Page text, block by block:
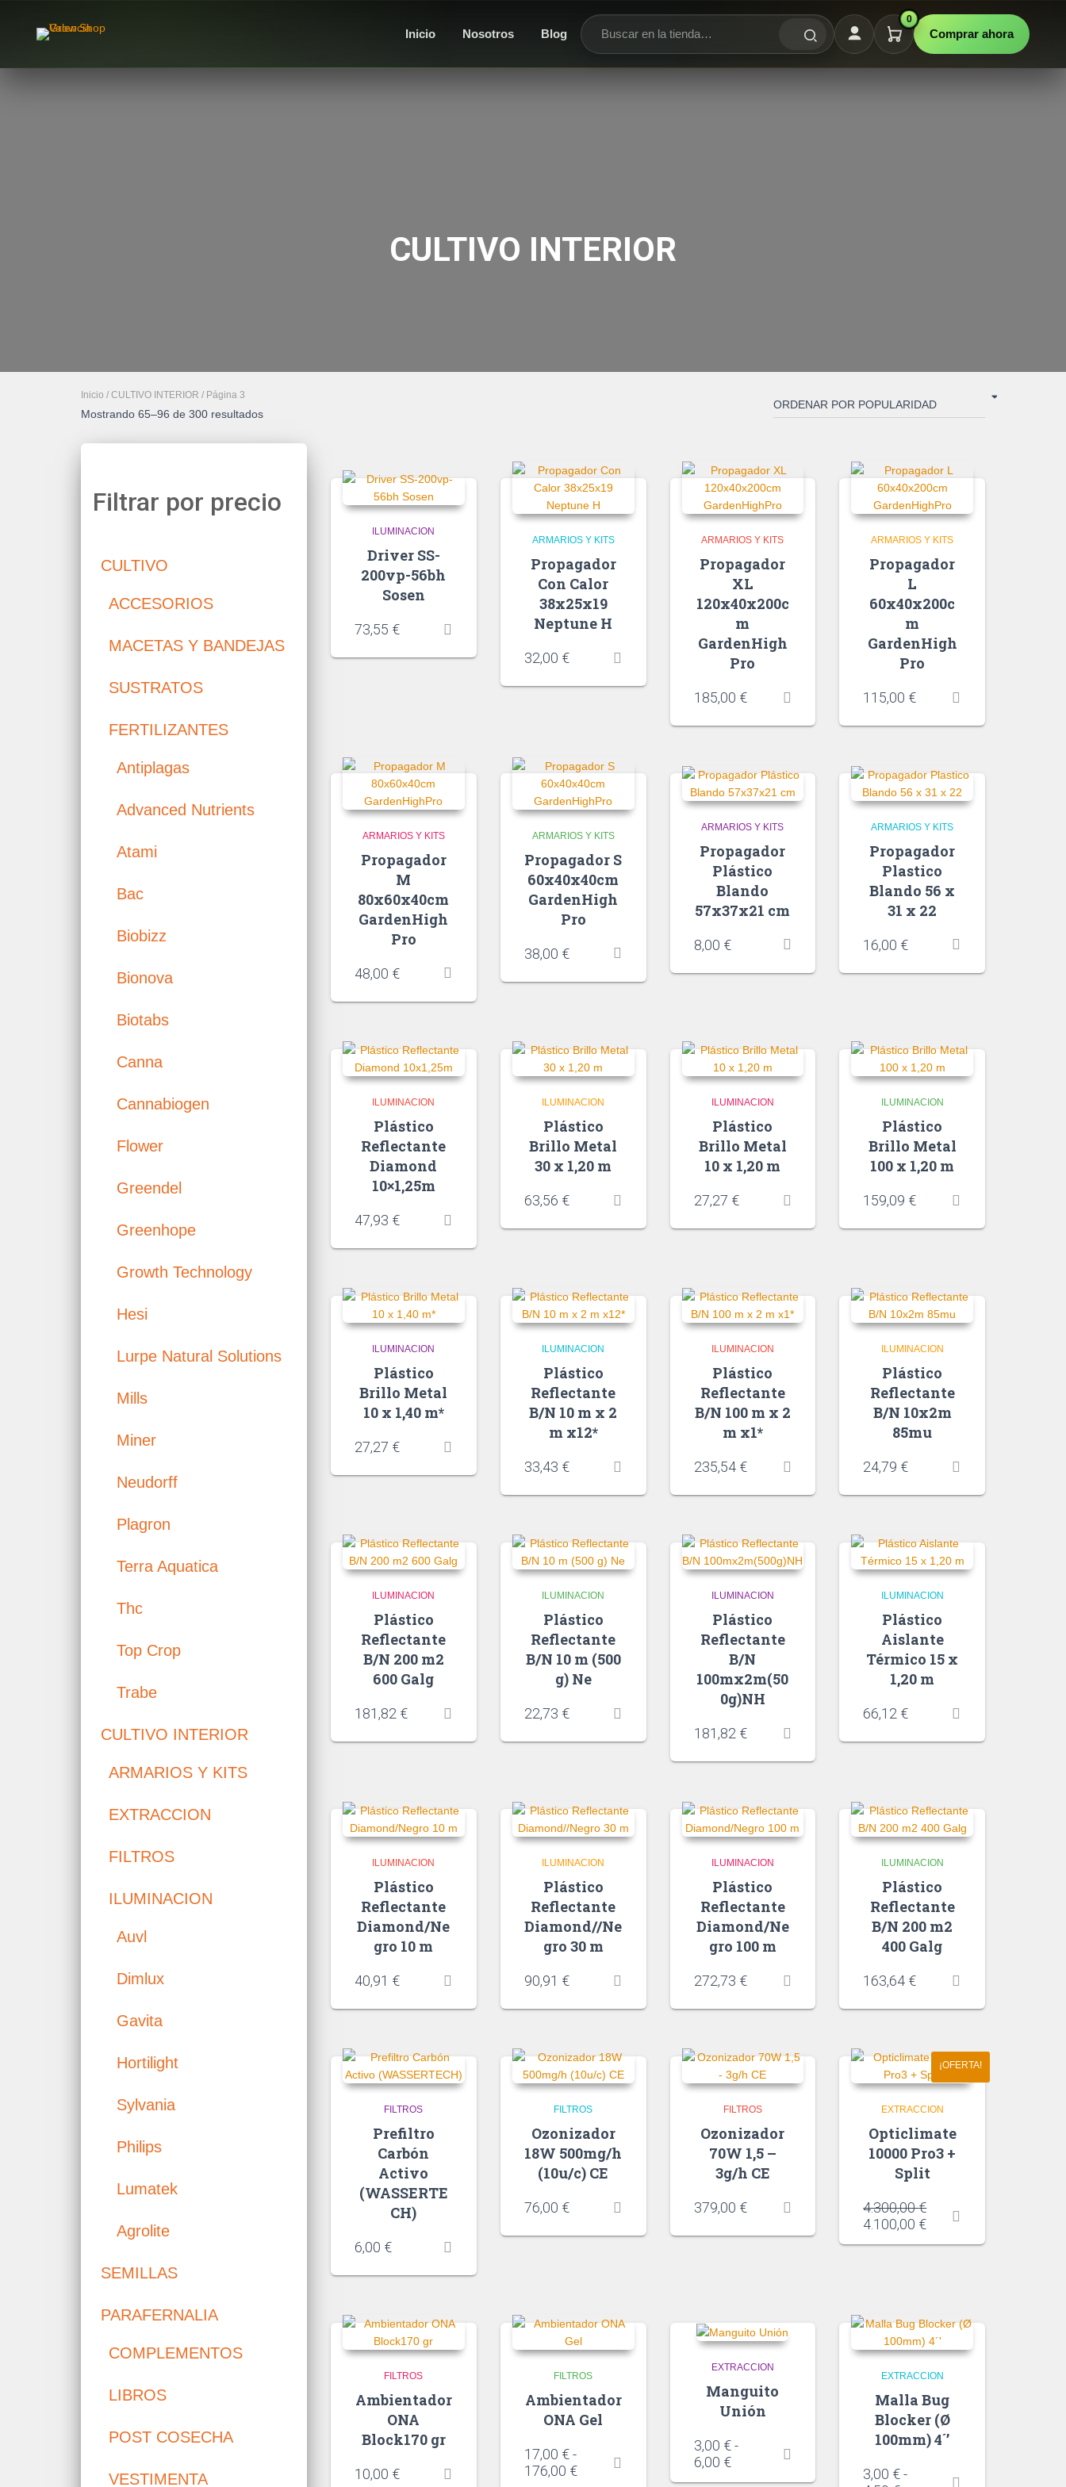
Inicio Nosotros Blog
Buscar productos
0
Comprar ahora
CULTIVO INTERIOR
Inicio / CULTIVO INTERIOR / Página 3
Mostrando 65–96 de 300 resultados
Filtrar por precio
CULTIVO
ACCESORIOS
MACETAS Y BANDEJAS
SUSTRATOS
FERTILIZANTES
Antiplagas
Advanced Nutrients
Atami
Bac
Biobizz
Bionova
Biotabs
Canna
Cannabiogen
Flower
Greendel
Greenhope
Growth Technology
Hesi
Lurpe Natural Solutions
Mills
Miner
Neudorff
Plagron
Terra Aquatica
Thc
Top Crop
Trabe
CULTIVO INTERIOR
ARMARIOS Y KITS
EXTRACCION
FILTROS
ILUMINACION
Auvl
Dimlux
Gavita
Hortilight
Sylvania
Philips
Lumatek
Agrolite
SEMILLAS
PARAFERNALIA
COMPLEMENTOS
LIBROS
POST COSECHA
VESTIMENTA
ILUMINACION
Driver SS-
200vp-56bh
Sosen
73,55 €
ARMARIOS Y KITS
Propagador
Con Calor
38x25x19
Neptune H
32,00 €
ARMARIOS Y KITS
Propagador
XL
120x40x200c
m
GardenHigh
Pro
185,00 €
ARMARIOS Y KITS
Propagador
L
60x40x200c
m
GardenHigh
Pro
115,00 €
ARMARIOS Y KITS
Propagador
M
80x60x40cm
GardenHigh
Pro
48,00 €
ARMARIOS Y KITS
Propagador S
60x40x40cm
GardenHigh
Pro
38,00 €
ARMARIOS Y KITS
Propagador
Plástico
Blando
57x37x21 cm
8,00 €
ARMARIOS Y KITS
Propagador
Plastico
Blando 56 x
31 x 22
16,00 €
ILUMINACION
Plástico
Reflectante
Diamond
10×1,25m
47,93 €
ILUMINACION
Plástico
Brillo Metal
30 x 1,20 m
63,56 €
ILUMINACION
Plástico
Brillo Metal
10 x 1,20 m
27,27 €
ILUMINACION
Plástico
Brillo Metal
100 x 1,20 m
159,09 €
ILUMINACION
Plástico
Brillo Metal
10 x 1,40 m*
27,27 €
ILUMINACION
Plástico
Reflectante
B/N 10 m x 2
m x12*
33,43 €
ILUMINACION
Plástico
Reflectante
B/N 100 m x 2
m x1*
235,54 €
ILUMINACION
Plástico
Reflectante
B/N 10x2m
85mu
24,79 €
ILUMINACION
Plástico
Reflectante
B/N 200 m2
600 Galg
181,82 €
ILUMINACION
Plástico
Reflectante
B/N 10 m (500
g) Ne
22,73 €
ILUMINACION
Plástico
Reflectante
B/N
100mx2m(50
0g)NH
181,82 €
ILUMINACION
Plástico
Aislante
Térmico 15 x
1,20 m
66,12 €
ILUMINACION
Plástico
Reflectante
Diamond/Ne
gro 10 m
40,91 €
ILUMINACION
Plástico
Reflectante
Diamond//Ne
gro 30 m
90,91 €
ILUMINACION
Plástico
Reflectante
Diamond/Ne
gro 100 m
272,73 €
ILUMINACION
Plástico
Reflectante
B/N 200 m2
400 Galg
163,64 €
FILTROS
Prefiltro
Carbón
Activo
(WASSERTE
CH)
6,00 €
FILTROS
Ozonizador
18W 500mg/h
(10u/c) CE
76,00 €
FILTROS
Ozonizador
70W 1,5 –
3g/h CE
379,00 €
¡OFERTA!
EXTRACCION
Opticlimate
10000 Pro3 +
Split
4.300,00€
4.100,00 €
FILTROS
Ambientador
ONA
Block170 gr
10,00 €
FILTROS
Ambientador
ONA Gel
17,00 € -
176,00 €
EXTRACCION
Manguito
Unión
3,00 € -
6,00 €
EXTRACCION
Malla Bug
Blocker (Ø
100mm) 4´’
3,00 € -